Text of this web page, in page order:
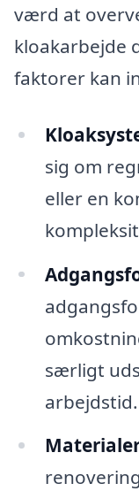
værd at
kloakarbejde
faktorer kan
sig om
eller en
særligt
arbejdstid.